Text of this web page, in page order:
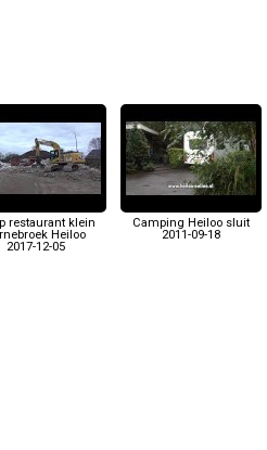
restaurant klein
Heiloo
2017-12-05
Camping Heiloo sluit
2011-09-18